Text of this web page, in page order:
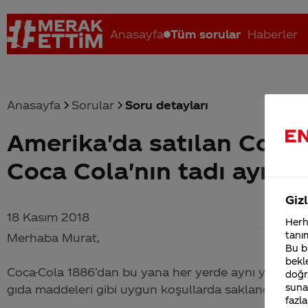
Anasayfa Tüm sorular Haberler
Coca-Cola nerenin malı? Coca cola İsrail malı mı Yani ...
Anasayfa Sorular Soru detayları
Amerika'da satılan
Coca Cola'nın tadı aynı
18 Kasım 2018
Merhaba Murat,
Coca-Cola 1886’dan bu yana her yerde aynı
gıda maddeleri gibi uygun koşullarda
Bu